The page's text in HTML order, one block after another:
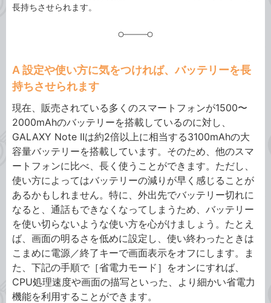
長持ちさせられます。
A 設定や使い方に気をつければ、バッテリーを長
持ちさせられます
現在、販売されている多くのスマートフォンが1500〜
2000mAhのバッテリーを搭載しているのに対し、
GALAXY Note IIは約2倍以上に相当する3100mAhの大
容量バッテリーを搭載しています。そのため、他のスマ
ートフォンに比べ、長く使うことができます。ただし、
使い方によってはバッテリーの減りが早く感じることが
あるかもしれません。特に、外出先でバッテリー切れに
なると、通話もできなくなってしまうため、バッテリー
を使い切らないような使い方を心がけましょう。たとえ
ば、画面の明るさを低めに設定し、使い終わったときは
こまめに電源／終了キーで画面表示をオフにします。ま
た、下記の手順で［省電力モード］をオンにすれば、
CPU処理速度や画面の描写といった、より細かい省電力
機能を利用することができます。